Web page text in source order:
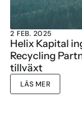
2 FEB. 2025
Helix Kapital
Recycling
tillväxt
LÄS MER